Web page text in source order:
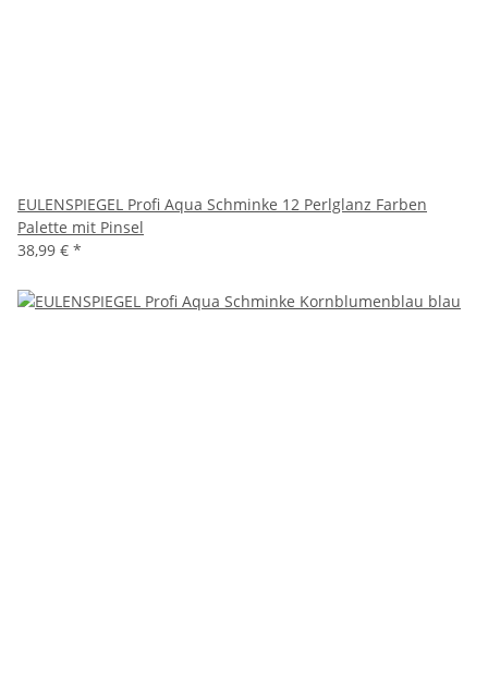
EULENSPIEGEL Profi Aqua Schminke 12 Perlglanz Farben
Palette mit Pinsel
38,99 € *